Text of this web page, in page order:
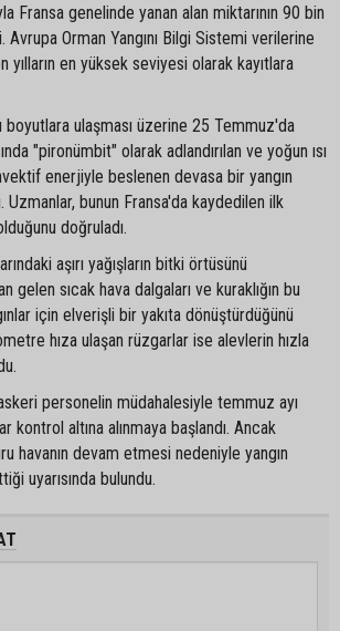
Fransa genelinde yanan alan miktarının 90 bin
Avrupa Orman Yangını Bilgi Sistemi verilerine
yılların en yüksek seviyesi olarak kayıtlara
boyutlara ulaşması üzerine 25 Temmuz'da
"pironümbit" olarak adlandırılan ve yoğun ısı
enerjiyle beslenen devasa bir yangın
bunun Fransa'da kaydedilen ilk
doğruladı.
aşırı yağışların bitki örtüsünü
gelen sıcak hava dalgaları ve kuraklığın bu
için elverişli bir yakıta dönüştürdüğünü
hıza ulaşan rüzgarlar ise alevlerin hızla
personelin müdahalesiyle temmuz ayı
kontrol altına alınmaya başlandı. Ancak
havanın devam etmesi nedeniyle yangın
uyarısında bulundu.